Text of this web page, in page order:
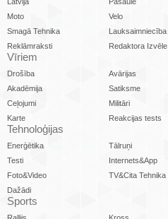
Moto
Velo
Smagā Tehnika
Lauksaimniecība
Reklāmraksti
Redaktora Izvēle
Vīriem
Drošība Avārijas
Akadēmija
Satiksme
Ceļojumi
Militāri
Karte
Reakcijas tests
Tehnoloģijas
Enerģētika Tālruņi
Testi
Internets&App
Foto&Video
TV&Cita Tehnika
Dažādi
Sports